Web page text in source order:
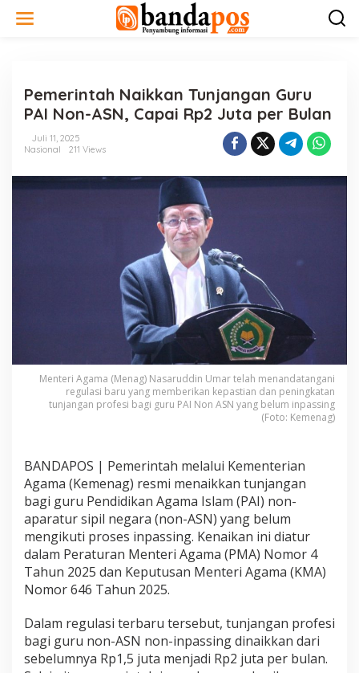
Pemerintah Naikkan Tunjangan Guru
PAI Non-ASN, Capai Rp2 Juta per Bulan
Juli 11, 2025
Nasional
211 Views
Menteri Agama (Menag) Nasaruddin Umar telah menandatangani
regulasi baru yang memberikan kepastian dan peningkatan
tunjangan profesi bagi guru PAI Non ASN yang belum inpassing
(Foto: Kemenag)
BANDAPOS | Pemerintah melalui Kementerian
Agama (Kemenag) resmi menaikkan tunjangan
bagi guru Pendidikan Agama Islam (PAI) non-
aparatur sipil negara (non-ASN) yang belum
mengikuti proses inpassing. Kenaikan ini diatur
dalam Peraturan Menteri Agama (PMA) Nomor 4
Tahun 2025 dan Keputusan Menteri Agama (KMA)
Nomor 646 Tahun 2025.
Dalam regulasi terbaru tersebut, tunjangan profesi
bagi guru non-ASN non-inpassing dinaikkan dari
sebelumnya Rp1,5 juta menjadi Rp2 juta per bulan.